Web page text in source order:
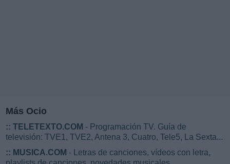
Más Ocio
:: TELETEXTO.COM - Programación TV. Guía de
televisión: TVE1, TVE2, Antena 3, Cuatro, Tele5, La Sexta...
:: MUSICA.COM - Letras de canciones, vídeos con letra,